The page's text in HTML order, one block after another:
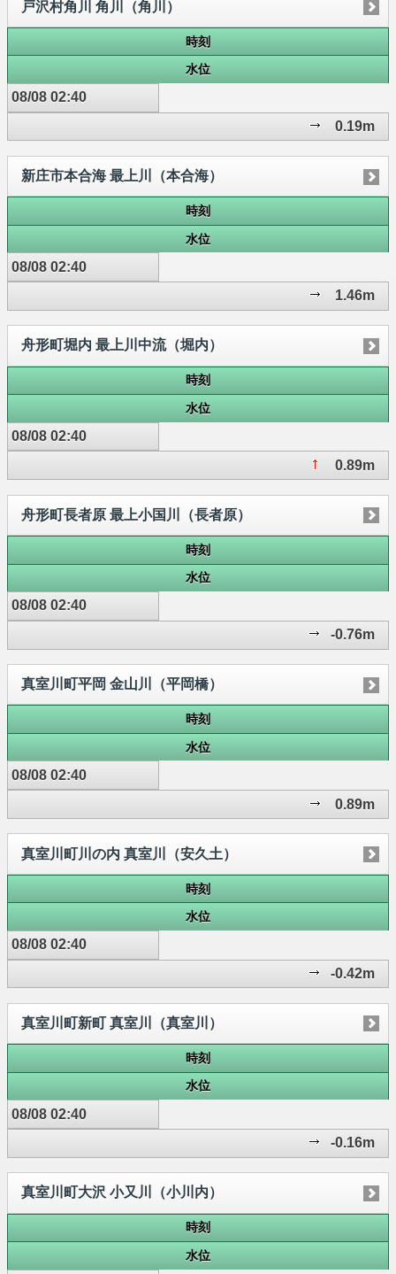
戸沢村角川 角川（角川）
時刻
水位
08/08 02:40
0.19m
新庄市本合海 最上川（本合海）
時刻
水位
08/08 02:40
1.46m
舟形町堀内 最上川中流（堀内）
時刻
水位
08/08 02:40
0.89m
舟形町長者原 最上小国川（長者原）
時刻
水位
08/08 02:40
-0.76m
真室川町平岡 金山川（平岡橋）
時刻
水位
08/08 02:40
0.89m
真室川町川の内 真室川（安久土）
時刻
水位
08/08 02:40
-0.42m
真室川町新町 真室川（真室川）
時刻
水位
08/08 02:40
-0.16m
真室川町大沢 小又川（小川内）
時刻
水位